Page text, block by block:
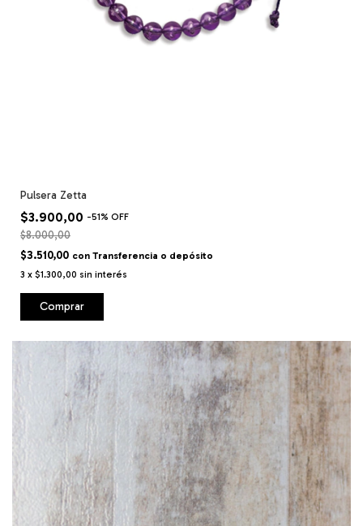
Pulsera Zetta
$3.900,00 -51% OFF
$8.000,00
$3.510,00 con Transferencia o depósito
3 x $1.300,00 sin interés
Comprar